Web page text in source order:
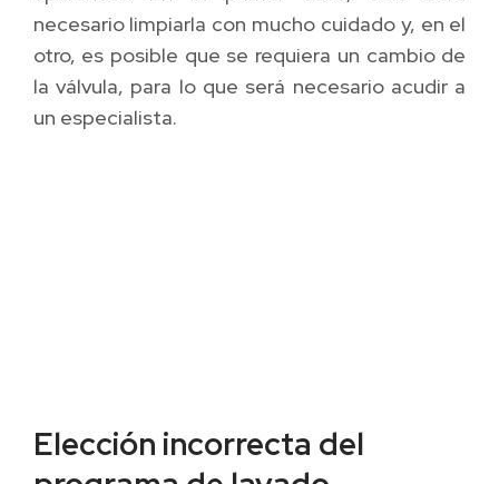
necesario limpiarla con mucho cuidado y, en el
otro, es posible que se requiera un cambio de
la válvula, para lo que será necesario acudir a
un especialista.
Elección incorrecta del